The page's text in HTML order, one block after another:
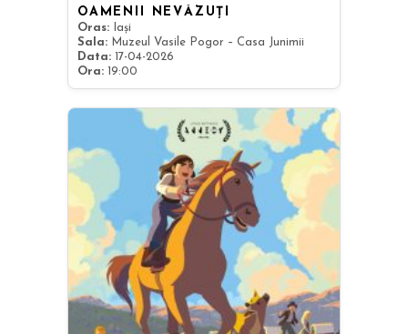
OAMENII NEVĂZUȚI
Oras: Iași
Sala: Muzeul Vasile Pogor – Casa Junimii
Data: 17-04-2026
Ora: 19:00